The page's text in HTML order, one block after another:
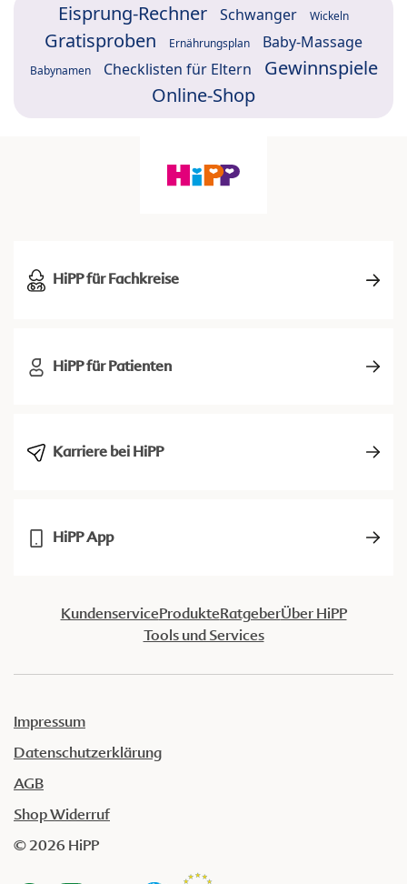
Eisprung-Rechner Schwanger Wickeln
Gratisproben Ernährungsplan Baby-Massage
Babynamen Checklisten für Eltern
Gewinnspiele
Online-Shop
HiPP für Fachkreise
HiPP für Patienten
Karriere bei HiPP
HiPP App
KundenserviceProdukteRatgeberÜber HiPP
Tools und Services
Impressum
Datenschutzerklärung
AGB
Shop Widerruf
© 2026 HiPP